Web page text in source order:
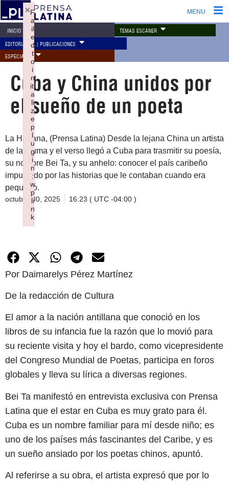
MENU
INICIO TEMAS ESCÁNER
EDITORIAL PL | PUBLICACIONES
ESPECIALES
Cuba y China unidos por
el sueño de un poeta
La Habana, (Prensa Latina) Desde la lejana China un artista
de la pluma y el verso llegó a Cuba para trasmitir su poesía,
su nombre Bei Ta, y su anhelo: conocer el país caribeño
impulsado por las historias que le contaban cuando era
pequeño.
octubre 30, 2025 16:23 ( UTC -04:00 )
Por Daimarelys Pérez Martínez
De la redacción de Cultura
El amor a la nación antillana que conoció en los
libros de su infancia fue la razón que lo movió para
su reciente visita y hoy el bardo, como vicepresidente
del Congreso Mundial de Poetas, participa en foros
globales y lleva su lírica a diversas regiones.
Bei Ta manifestó en entrevista exclusiva con Prensa
Latina que el estar en Cuba es muy grato para él.
Cuba es un nombre familiar para mí desde niño; es
uno de los países más fascinantes del Caribe, y es
un sueño ansiado por los poetas chinos, apuntó.
Al referirse a su obra, el artista expresó que por lo
F
a
il
e
d
t
o
i
n
iti
a
li
z
e
p
l
u
g
i
n
:
w
p
li
n
k
×
Failed to initialize plugin: wplink